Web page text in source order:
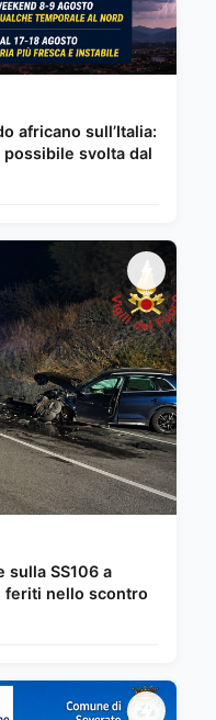
africano sull’Italia:
svolta dal
sulla SS106 a
feriti nello scontro